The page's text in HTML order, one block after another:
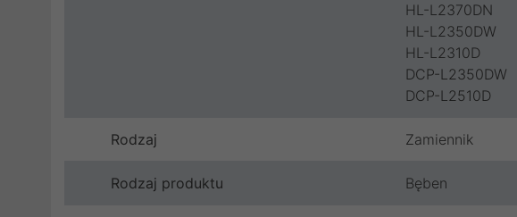
HL-L2370DN
HL-L2350DW
HL-L2310D
DCP-L2350DW
DCP-L2510D
Rodzaj Zamiennik
Rodzaj produktu Bęben